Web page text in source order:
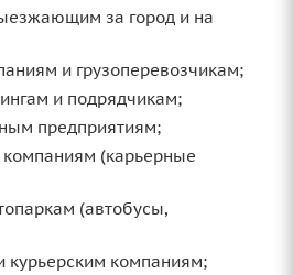
за город и на
и грузоперевозчикам;
и подрядчикам;
предприятиям;
(карьерные
(автобусы,
курьерским компаниям;